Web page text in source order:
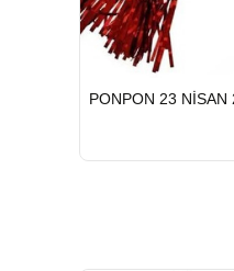
GÖNDERİ